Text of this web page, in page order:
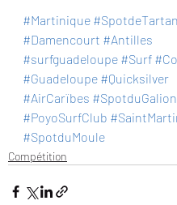
#Martinique
#Damencourt #Antilles
#surfguadeloupe #Surf
#Guadeloupe #Quicksilver
#AirCarïbes #SpotduGalion
#PoyoSurfClub
#SpotduMoule
Compétition